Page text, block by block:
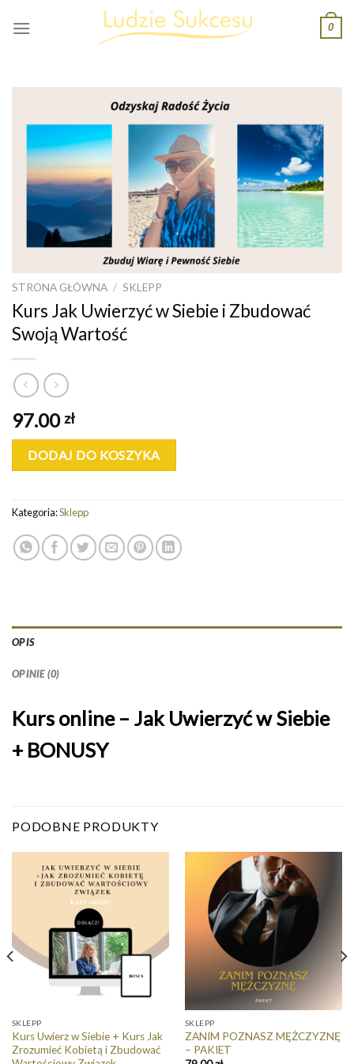
0
STRONA GŁÓWNA / SKLEPP
Kurs Jak Uwierzyć w Siebie i Zbudować
Swoją Wartość
97.00zł
DODAJ DO KOSZYKA
Kategoria:Sklepp
OPIS
OPINIE (0)
Kurs online – Jak Uwierzyć w Siebie
+ BONUSY
PODOBNE PRODUKTY
SKLEPP
Kurs Uwierz w Siebie + Kurs Jak
Zrozumieć Kobietą i Zbudować
SKLEPP
ZANIM POZNASZ MĘŻCZYZNĘ
– PAKIET